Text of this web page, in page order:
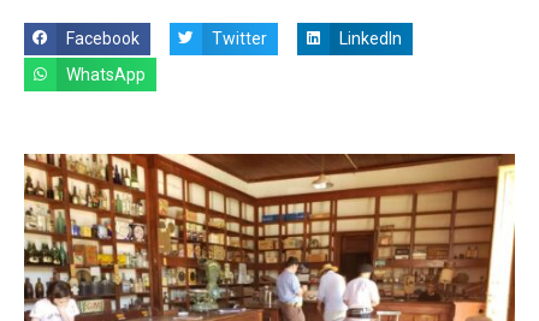
Facebook Twitter
LinkedIn
WhatsApp